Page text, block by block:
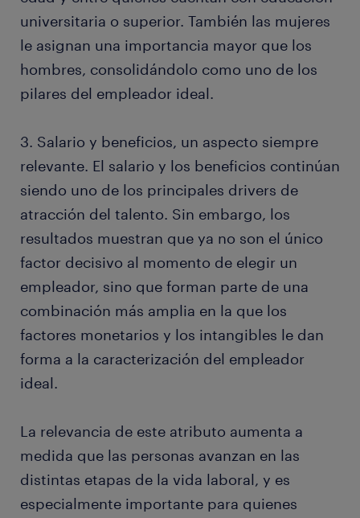
universitaria o superior. También las mujeres
le asignan una importancia mayor que los
hombres, consolidándolo como uno de los
pilares del empleador ideal.
3. Salario y beneficios, un aspecto siempre
relevante. El salario y los beneficios continúan
siendo uno de los principales drivers de
atracción del talento. Sin embargo, los
resultados muestran que ya no son el único
factor decisivo al momento de elegir un
empleador, sino que forman parte de una
combinación más amplia en la que los
factores monetarios y los intangibles le dan
forma a la caracterización del empleador
ideal.
La relevancia de este atributo aumenta a
medida que las personas avanzan en las
distintas etapas de la vida laboral, y es
especialmente importante para quienes